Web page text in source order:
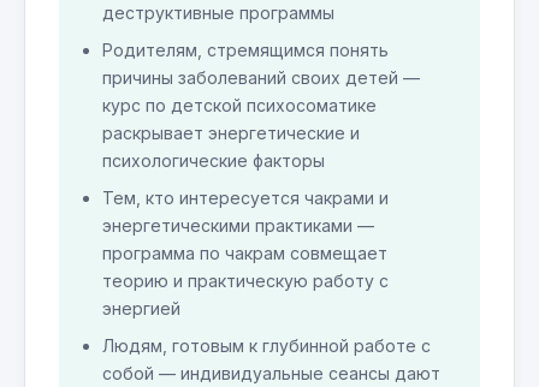
деструктивные программы
Родителям, стремящимся понять
причины заболеваний своих детей —
курс по детской психосоматике
раскрывает энергетические и
психологические факторы
Тем, кто интересуется чакрами и
энергетическими практиками —
программа по чакрам совмещает
теорию и практическую работу с
энергией
Людям, готовым к глубинной работе с
собой — индивидуальные сеансы дают